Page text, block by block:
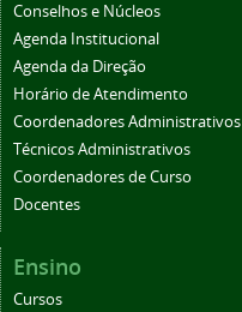
Conselhos e Núcleos
Agenda Institucional
Agenda da Direção
Horário de Atendimento
Coordenadores Administrativos
Técnicos Administrativos
Coordenadores de Curso
Docentes
Ensino
Cursos